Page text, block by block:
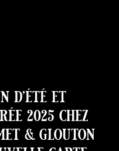
d’été et
2025 chez
& glouton